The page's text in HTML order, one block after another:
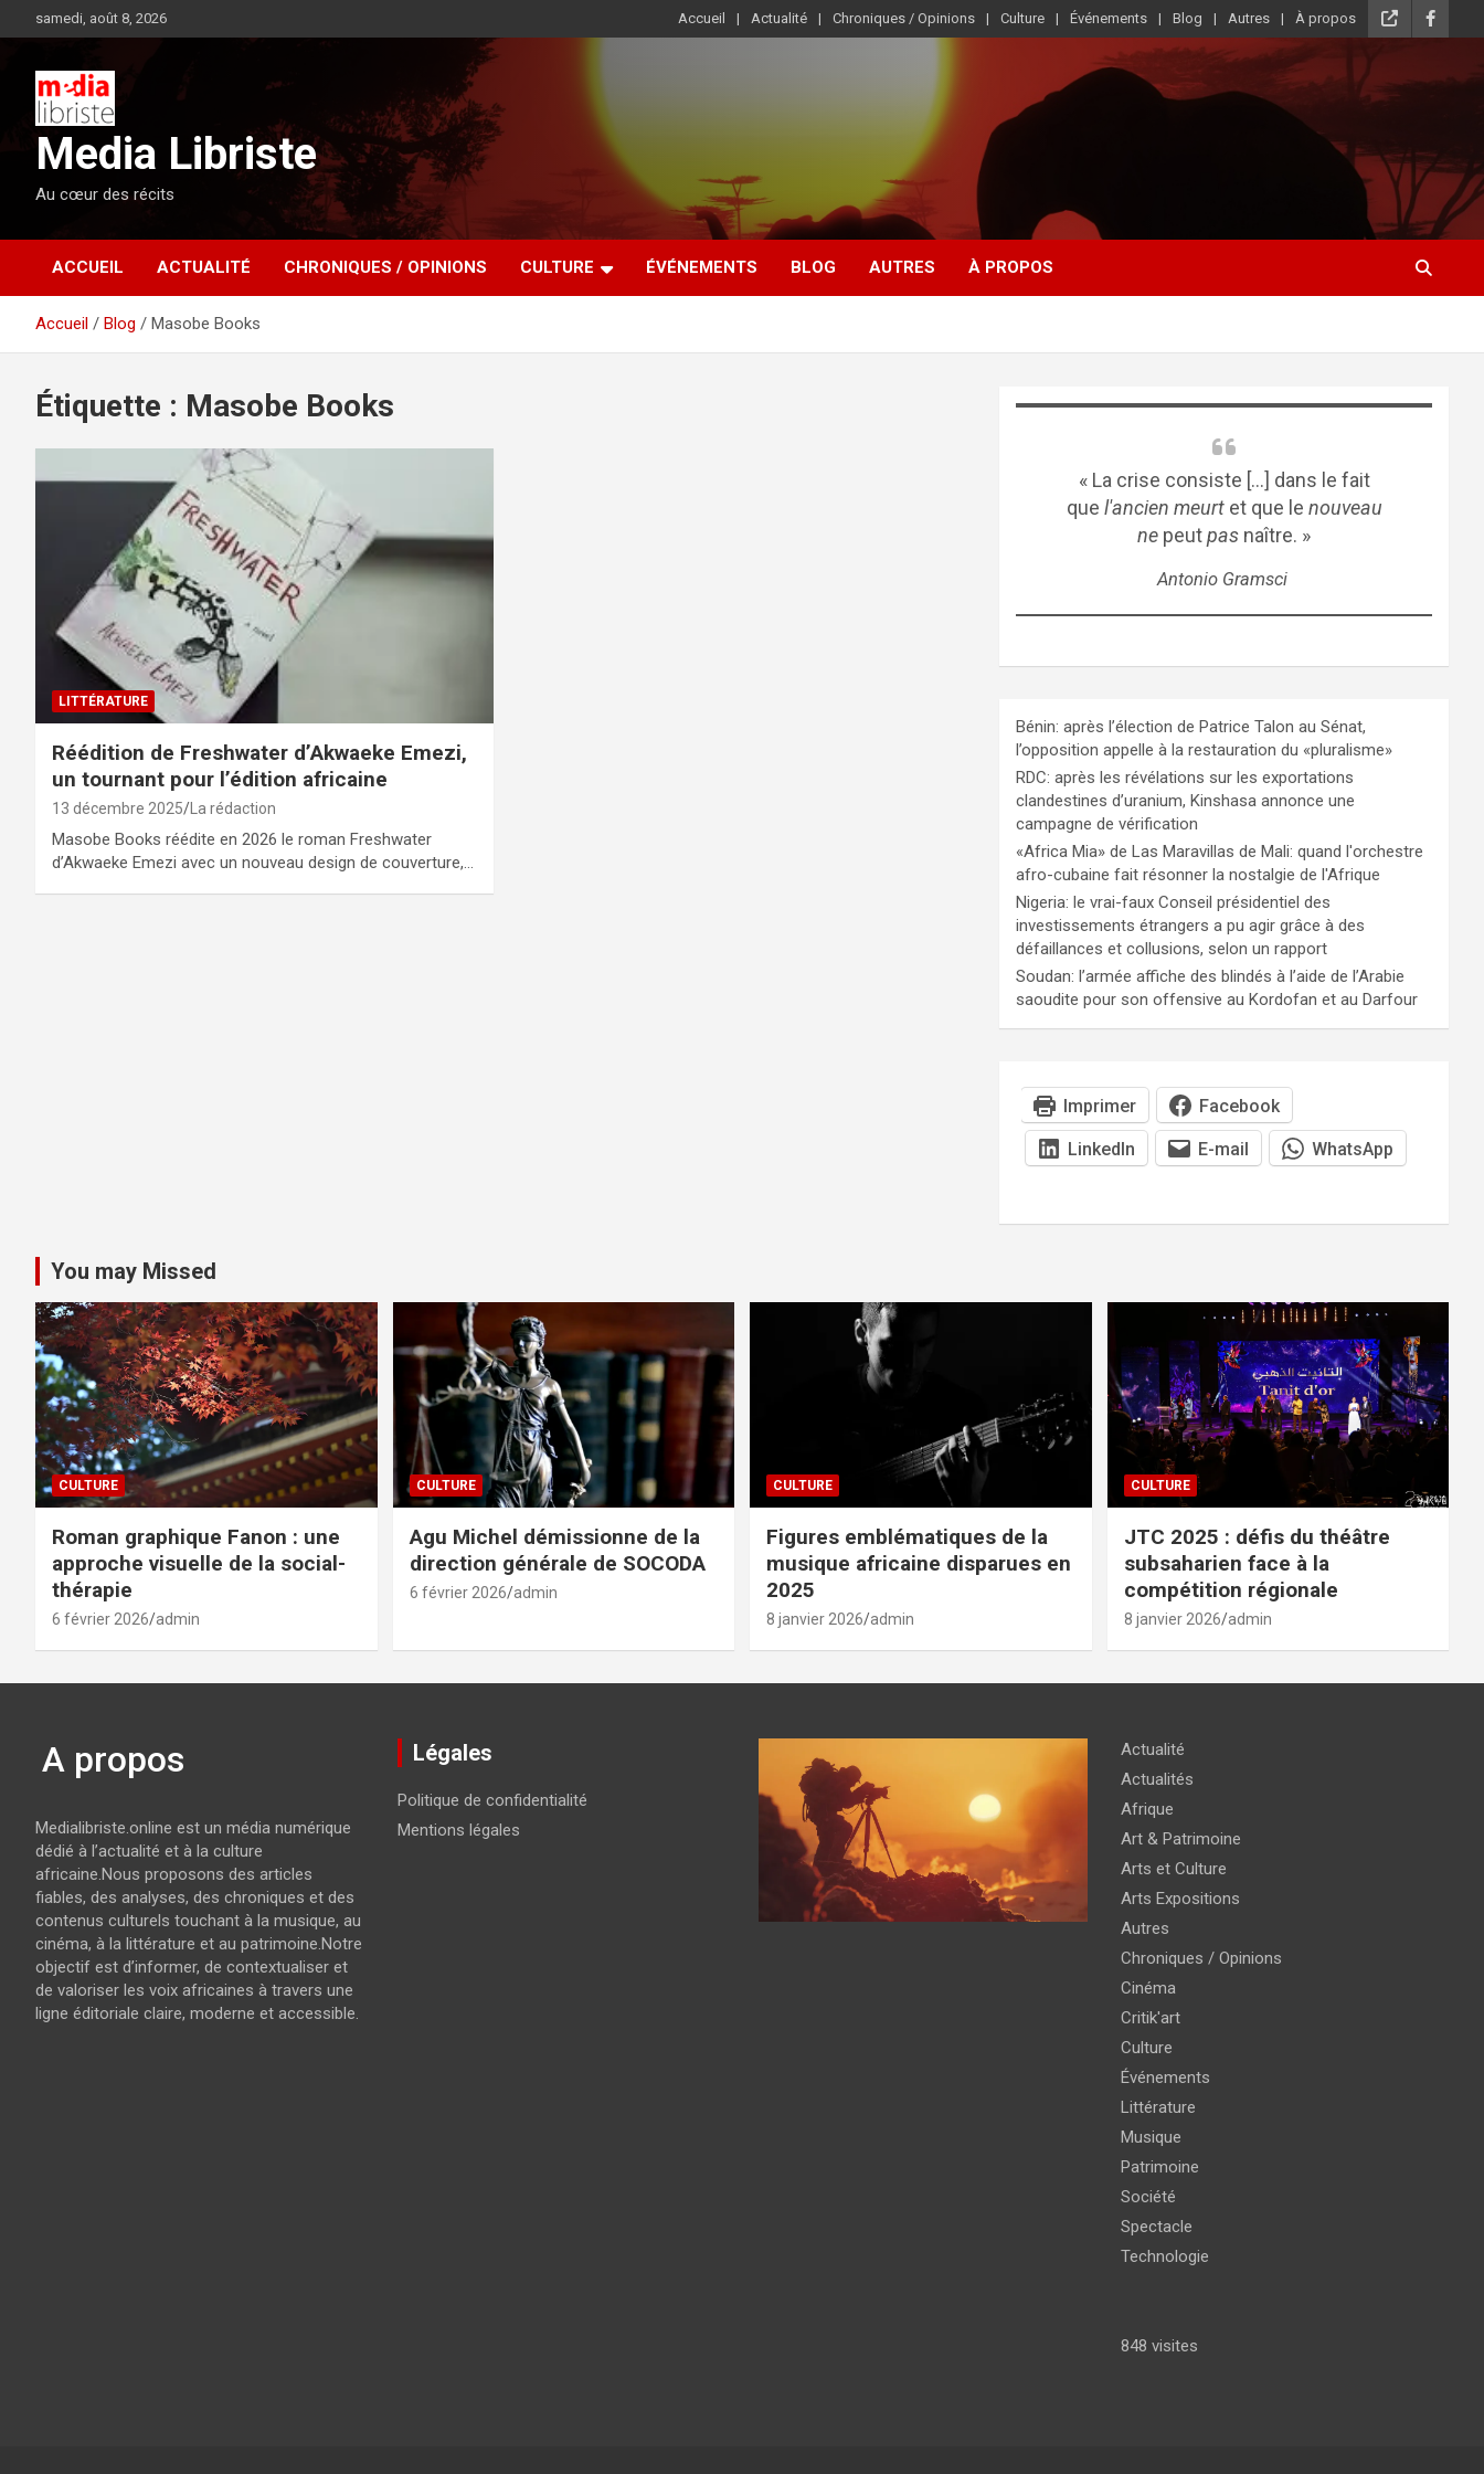
au
samedi, août 8, 2026 Accueil Actualité Chroniques / Opinions Culture Événements Blog Autres À propos
Media Libriste
Au cœur des récits
ACCUEIL ACTUALITÉ CHRONIQUES / OPINIONS CULTURE ÉVÉNEMENTS BLOG AUTRES À PROPOS
Accueil Blog Masobe Books
Étiquette : Masobe Books
LITTÉRATURE
Réédition de Freshwater d’Akwaeke Emezi,
un tournant pour l’édition africaine
13 décembre 2025 La rédaction
Masobe Books réédite en 2026 le roman Freshwater
d’Akwaeke Emezi avec un nouveau design de couverture,…
« La crise consiste [...] dans le fait
que l'ancien meurtet que le nouveau
ne peutpas naître. »
Antonio Gramsci
Bénin: après l’élection de Patrice Talon au Sénat,
l’opposition appelle à la restauration du «pluralisme»
RDC: après les révélations sur les exportations
clandestines d’uranium, Kinshasa annonce une
campagne de vérification
«Africa Mia» de Las Maravillas de Mali: quand l'orchestre
afro-cubaine fait résonner la nostalgie de l'Afrique
Nigeria: le vrai-faux Conseil présidentiel des
investissements étrangers a pu agir grâce à des
défaillances et collusions, selon un rapport
Soudan: l’armée affiche des blindés à l’aide de l’Arabie
saoudite pour son offensive au Kordofan et au Darfour
Imprimer Facebook
LinkedIn E-mail WhatsApp
You may Missed
CULTURE
Roman graphique Fanon : une
approche visuelle de la social-
thérapie
6 février 2026 admin
CULTURE
Agu Michel démissionne de la
direction générale de SOCODA
6 février 2026 admin
CULTURE
Figures emblématiques de la
musique africaine disparues en
2025
8 janvier 2026 admin
CULTURE
JTC 2025 : défis du théâtre
subsaharien face à la
compétition régionale
8 janvier 2026 admin
A propos
Medialibriste.online est un média numérique
dédié à l’actualité et à la culture
africaine.Nous proposons des articles
fiables, des analyses, des chroniques et des
contenus culturels touchant à la musique, au
cinéma, à la littérature et au patrimoine.Notre
objectif est d’informer, de contextualiser et
de valoriser les voix africaines à travers une
ligne éditoriale claire, moderne et accessible.
Légales
Politique de confidentialité
Mentions légales
Actualité
Actualités
Afrique
Art & Patrimoine
Arts et Culture
Arts Expositions
Autres
Chroniques / Opinions
Cinéma
Critik'art
Culture
Événements
Littérature
Musique
Patrimoine
Société
Spectacle
Technologie
848 visites